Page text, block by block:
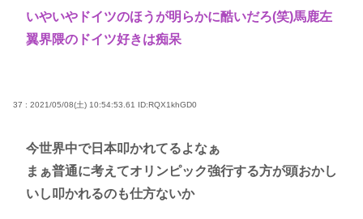
いやいやドイツのほうが明らかに酷いだろ(笑)馬鹿左
翼界隈のドイツ好きは痴呆
37 : 2021/05/08(土) 10:54:53.61 ID:RQX1khGD0
今世界中で日本叩かれてるよなぁ
まぁ普通に考えてオリンピック強行する方が頭おかし
いし叩かれるのも仕方ないか